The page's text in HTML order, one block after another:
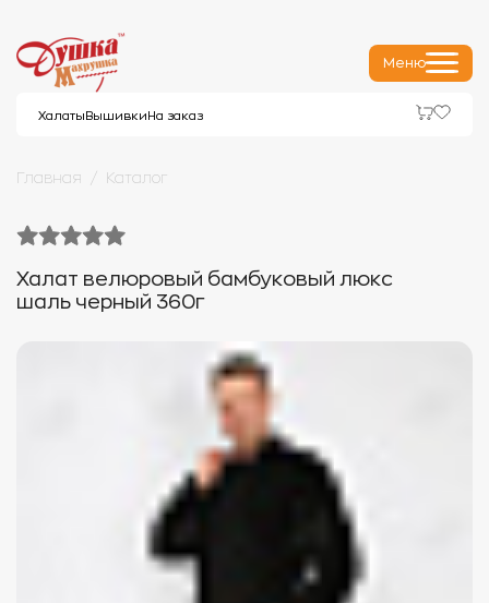
Меню
Халаты Вышивки На заказ
Главная Каталог
Халат велюровый бамбуковый люкс
шаль черный 360г